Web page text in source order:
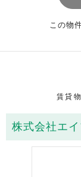
この物
賃貸
株式会社エ